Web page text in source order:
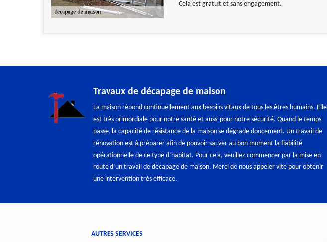
Cela est gratuit et sans engagement.
Travaux de décapage de maison
La maison répond continuellement aux besoins vitaux de tous les êtres humains. Elle
est très primordiale pour notre santé et aussi pour notre sécurité. Quand le temps
passe, la capacité de résistance de la maison se dégrade doucement. Un travail de
rénovation est à préparer afin de pouvoir sauver au bon moment la fiabilité
opérationnelle de ce type d’habitat. Pour cela, veuillez commencer par la mise en
route d’un travail de décapage de maison. Merci de nous appeler vite pour obtenir
une intervention très efficace.
AUTRES SERVICES